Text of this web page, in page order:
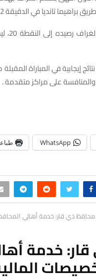
براهيما تانديا في الدقيقة 72.
إيجابية في المباراة
على مراكز متقدمة .
WhatsApp
محافظ ذي قار: خدمة أهالي
خدمة